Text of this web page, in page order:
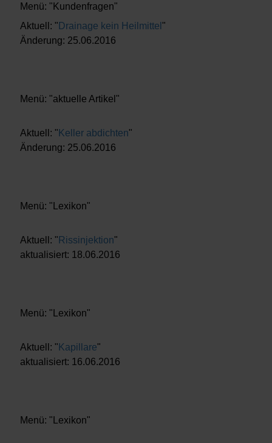
Menü: "Kundenfragen"
Aktuell: " Drainage kein Heilmittel "
Änderung: 25.06.2016
Menü: "aktuelle Artikel"
Aktuell: " Keller abdichten"
Änderung: 25.06.2016
Menü: "Lexikon"
Aktuell: " Rissinjektion"
aktualisiert: 18.06.2016
Menü: "Lexikon"
Aktuell: " Kapillare"
aktualisiert: 16.06.2016
Menü: "Lexikon"